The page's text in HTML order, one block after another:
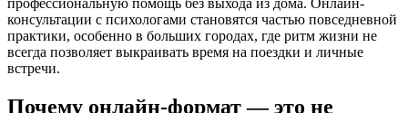
консультации с психологами становятся частью повседневной
практики, особенно в больших городах, где ритм жизни не
всегда позволяет выкраивать время на поездки и личные
встречи.
Почему онлайн-формат — это не